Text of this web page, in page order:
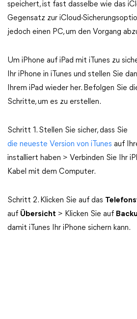
speichert, ist fast dasselbe wie das
Gegensatz zur iCloud-
jedoch einen PC, um den Vorgang
Um iPhone auf iPad mit iTunes zu
Ihr iPhone in iTunes und stellen Sie
Ihrem iPad wieder her. Befolgen Sie
Schritte, um es zu erstellen.
Schritt 1. Stellen Sie sicher, dass Sie
die neueste Version von iTunes auf
installiert haben > Verbinden Sie Ihr
Kabel mit dem Computer.
Schritt 2. Klicken Sie auf das
auf Übersicht > Klicken Sie auf
damit iTunes Ihr iPhone sichern kann.